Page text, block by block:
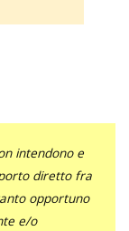
intendono e
diretto fra
opportuno
e/o